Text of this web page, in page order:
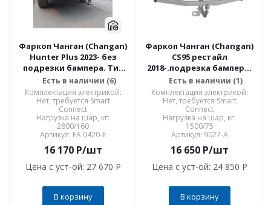
Фаркоп Чанган (Changan)
Hunter Plus 2023- без
подрезки бампера. Тип
шара: E (легкосъемный
шар под квадрат).
Нагрузки: 2800/160 кг. FA
0420-E
Есть в наличии (6)
Комплектация электрикой:
Нет, требуется Smart
Connect
Нагрузка на шар, кг:
2800/160
Артикул: FA 0420-E
16 170P/шт
Цена с уст-ой: 27 670 P
В корзину
Фаркоп Чанган (Changan)
CS95 рестайл
2018-.подрезка бампера.
Тип шара: A. Нагрузки:
1500/75 кг, масса фаркопа
16,15 кг (без электрики в
комплект 9027-A
Есть в наличии (1)
Комплектация электрикой:
Нет, требуется Smart
Connect
Нагрузка на шар, кг:
1500/75
Артикул: 9027-A
16 650P/шт
Цена с уст-ой: 24 850 P
В корзину